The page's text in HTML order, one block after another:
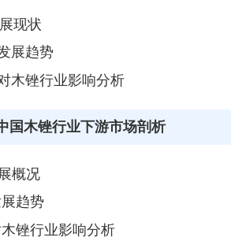
现状
展趋势
木锉行业影响分析
国木锉行业下游市场剖析
概况
趋势
锉行业影响分析